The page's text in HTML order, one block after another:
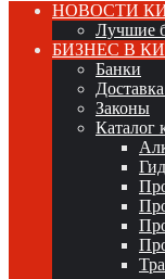
НОВОСТИ
Лучшие
БИЗНЕС В
Банки
Законы
Каталог